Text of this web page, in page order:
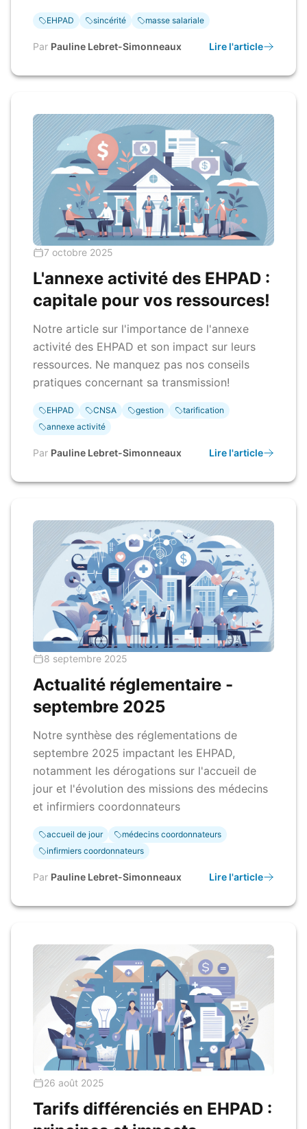
EHPAD sincérité masse salariale
Par Pauline Lebret-Simonneaux Lire l'article
7 octobre 2025
L'annexe activité des EHPAD :
capitale pour vos ressources!
Notre article sur l'importance de l'annexe
activité des EHPAD et son impact sur leurs
ressources. Ne manquez pas nos conseils
pratiques concernant sa transmission!
EHPAD CNSA gestion
tarification
annexe activité
Par Pauline Lebret-Simonneaux Lire l'article
8 septembre 2025
Actualité réglementaire -
septembre 2025
Notre synthèse des réglementations de
septembre 2025 impactant les EHPAD,
notamment les dérogations sur l'accueil de
jour et l'évolution des missions des médecins
et infirmiers coordonnateurs
accueil de jour
médecins coordonnateurs
infirmiers coordonnateurs
Par Pauline Lebret-Simonneaux Lire l'article
26 août 2025
Tarifs différenciés en EHPAD :